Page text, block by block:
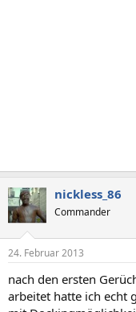
nickless_86
Commander
24. Februar 2013
nach den ersten
arbeitet hatte ich echt